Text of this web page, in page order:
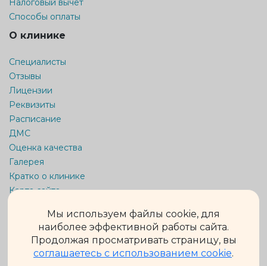
Мы используем файлы cookie, для
наиболее эффективной работы сайта.
Продолжая просматривать страницу, вы
соглашаетесь с использованием cookie.
Налоговый вычет
Способы оплаты
О клинике
Специалисты
Отзывы
Лицензии
Реквизиты
Расписание
ДМС
Оценка качества
Галерея
Кратко о клинике
Карта сайта
Информация на сайте не является публичной офертой.
Обращаем Ваше внимание на то, что данный интернет-сайт
носит исключительно информационный характер и ни при
каких условиях не является публичной офертой,
определяемой положениями ч. 2 ст. 437 Гражданского кодекса